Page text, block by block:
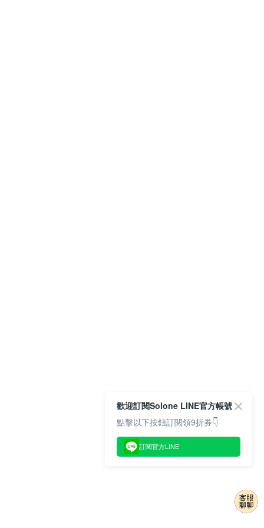
歡迎訂閱Solone LINE官方帳號
點擊以下按鈕訂閱領9折券👇
訂閱官方LINE